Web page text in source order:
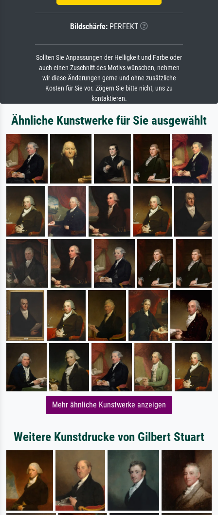
Bildschärfe: PERFEKT
Sollten Sie Anpassungen der Helligkeit und Farbe oder
auch einen Zuschnitt des Motivs wünschen, nehmen
wir diese Änderungen gerne und ohne zusätzliche
Kosten für Sie vor. Zögern Sie bitte nicht, uns zu
kontaktieren.
Ähnliche Kunstwerke für Sie ausgewählt
Mehr ähnliche Kunstwerke anzeigen
Weitere Kunstdrucke von Gilbert Stuart